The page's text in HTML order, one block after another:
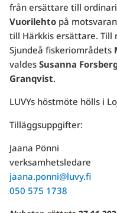
från ersättare till
Vuorilehto på
till Härkkis ersättare. Till
Sjundeå fiskeriområdets
valdes Susanna
Granqvist.
LUVYs höstmöte hölls i
Tilläggsuppgifter:
Jaana Pönni
verksamhetsledare
jaana.ponni@luvy.fi
050 575 1738